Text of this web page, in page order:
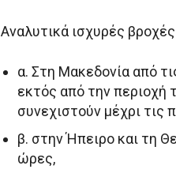
Αναλυτικά ισχυρές
α. Στη Μακεδονία από
εκτός από την περιοχή
συνεχιστούν μέχρι
β. στην Ήπειρο και τη
ώρες,